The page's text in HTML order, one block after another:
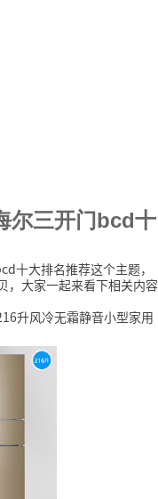
尔三开门bcd十
十大排名推荐这个主题，
，大家一起来看下相关内容
升风冷无霜静音小型家用